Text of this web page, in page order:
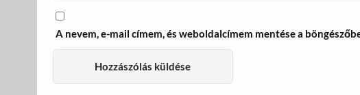
A nevem, e-mail címem, és weboldalcímem mentése a